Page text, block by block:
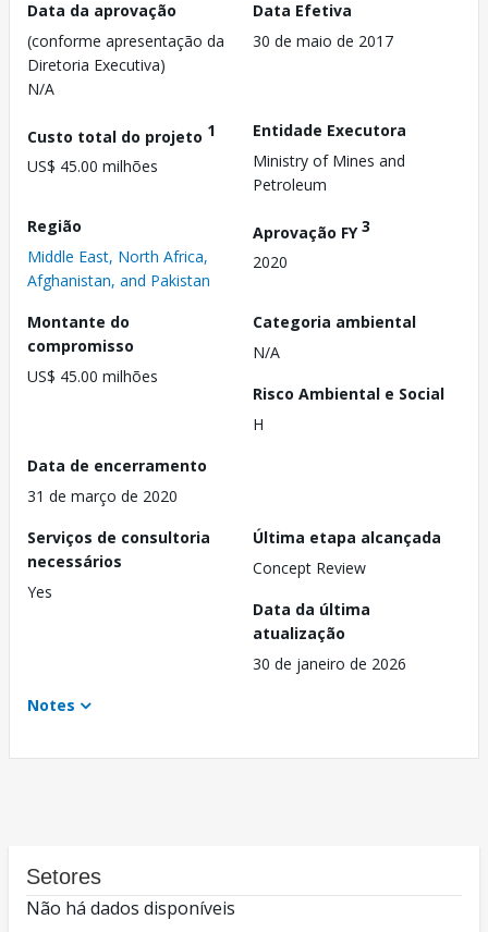
Data da aprovação
(conforme apresentação da
Diretoria Executiva)
N/A
Data Efetiva
30 de maio de 2017
Custo total do projeto 1
US$ 45.00 milhões
Entidade Executora
Ministry of Mines and
Petroleum
Região
Middle East, North Africa,
Afghanistan, and Pakistan
Aprovação FY3
2020
Montante do
compromisso
US$ 45.00 milhões
Categoria ambiental
N/A
Risco Ambiental e Social
H
Data de encerramento
31 de março de 2020
Serviços de consultoria
necessários
Yes
Última etapa alcançada
Concept Review
Data da última
atualização
30 de janeiro de 2026
Notes
Setores
Não há dados disponíveis